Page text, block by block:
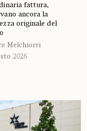
fattura,
ancora la
originale del
Melchiorri
2026